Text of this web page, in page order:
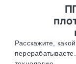
Расскажите,